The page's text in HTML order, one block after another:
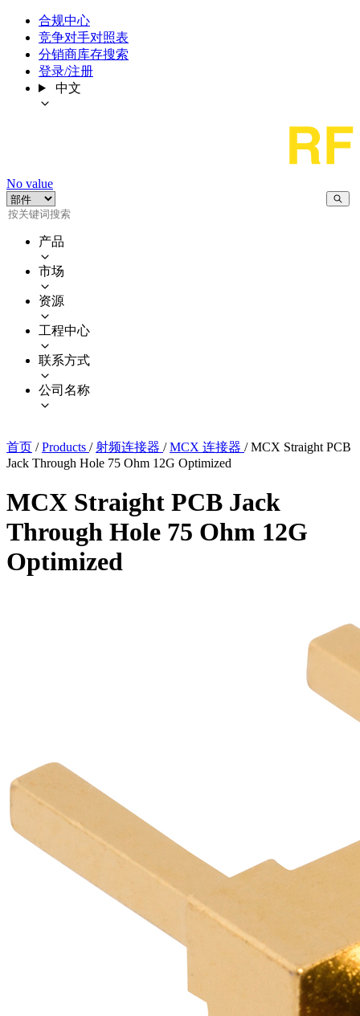
合规中心
竞争对手对照表
分销商库存搜索
登录/注册
中文
No value
产品
市场
资源
工程中心
联系方式
公司名称
首页 / Products / 射频连接器 / MCX 连接器 / MCX Straight PCB
Jack Through Hole 75 Ohm 12G Optimized
MCX Straight PCB Jack
Through Hole 75 Ohm 12G
Optimized